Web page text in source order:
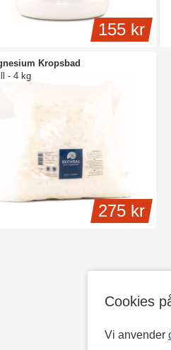
Cookies
Vi anvender
155 kr
Kropsbad
- 4 kg
275 kr